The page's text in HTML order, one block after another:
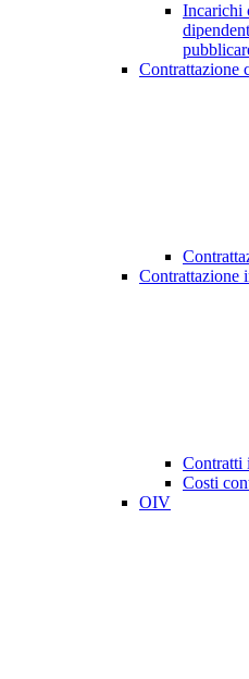
Incarichi
Contrattazione
Contrattazione
Contratti
Costi
OIV